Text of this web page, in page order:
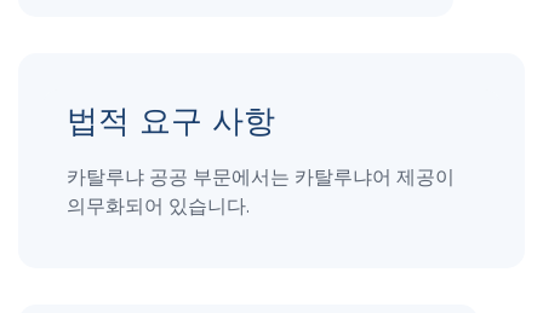
법적 요구 사항
카탈루냐 공공 부문에서는 카탈루냐어 제공이
의무화되어 있습니다.